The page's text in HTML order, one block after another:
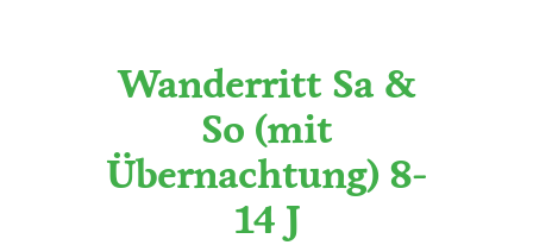
Wanderritt Sa &
So (mit
Übernachtung) 8-
14 J